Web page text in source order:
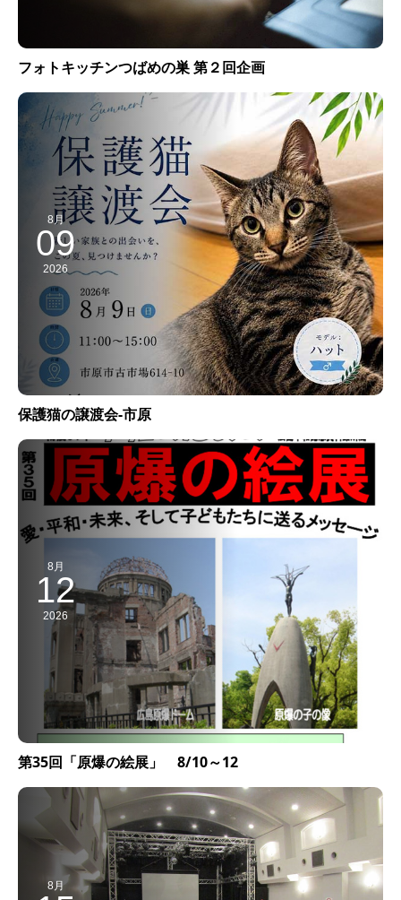
フォトキッチンつばめの巣 第２回企画
8月
09
2026
保護猫の譲渡会-市原
8月
12
2026
第35回「原爆の絵展」 8/10～12
8月